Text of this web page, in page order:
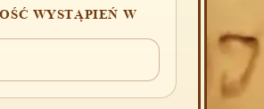
WYSTĄPIEŃ W